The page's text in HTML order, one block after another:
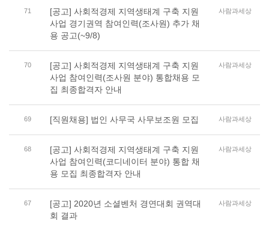
71
[공고] 사회적경제 지역생태계 구축 지원
사업 경기권역 참여인력(조사원) 추가 채
용 공고(~9/8)
사람과세상
70
[공고] 사회적경제 지역생태계 구축 지원
사업 참여인력(조사원 분야) 통합채용 모
집 최종합격자 안내
사람과세상
69 [직원채용] 법인 사무국 사무보조원 모집 사람과세상
68
[공고] 사회적경제 지역생태계 구축 지원
사업 참여인력(코디네이터 분야) 통합 채
용 모집 최종합격자 안내
사람과세상
67
[공고] 2020년 소셜벤처 경연대회 권역대
회 결과
사람과세상